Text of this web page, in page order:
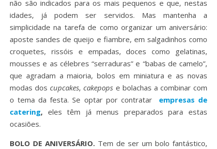
não são indicados para os mais pequenos e que, nestas
idades, já podem ser servidos. Mas mantenha a
simplicidade na tarefa de como organizar um aniversário:
aposte sandes de queijo e fiambre, em salgadinhos como
croquetes, rissóis e empadas, doces como gelatinas,
mousses e as célebres “serraduras” e “babas de camelo”,
que agradam a maioria, bolos em miniatura e as novas
modas doscupcakes,cakepops e bolachas a combinar com
o tema da festa. Se optar por contratar empresas de
catering, eles têm já menus preparados para estas
ocasiões.
BOLO DE ANIVERSÁRIO. Tem de ser um bolo fantástico,